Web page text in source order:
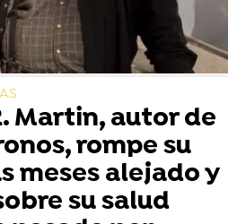
Martin, autor de
rompe su
meses alejado y
su salud